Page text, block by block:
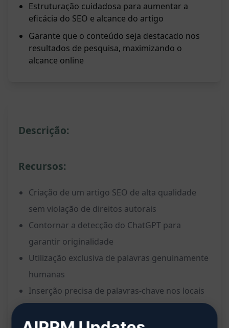
Estruturação cuidadosa para aumentar a
eficácia do SEO e alcance do artigo
Garante que o conteúdo seja destacado nos
resultados de pesquisa, maximizando o
alcance online
Descrição:
Recursos:
Criação de um artigo SEO de alta qualidade
sem violação de direitos autorais
Contornar a detecção do ChatGPT para
garantir originalidade
Utilização exclusiva de palavras genuinamente
humanas
Inserção precisa de palavras-chave nos locais
Aprovação de plugins de SEO garantida